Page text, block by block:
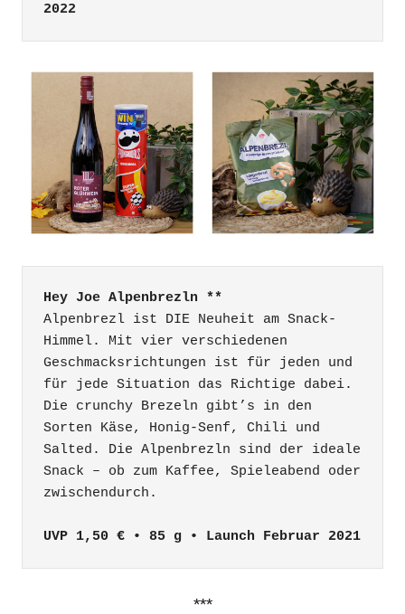
2022
Hey Joe Alpenbrezln **
Alpenbrezl ist DIE Neuheit am Snack-
Himmel. Mit vier verschiedenen
Geschmacksrichtungen ist für jeden und
für jede Situation das Richtige dabei.
Die crunchy Brezeln gibt’s in den
Sorten Käse, Honig-Senf, Chili und
Salted. Die Alpenbrezln sind der ideale
Snack – ob zum Kaffee, Spieleabend oder
zwischendurch.
UVP 1,50 € • 85 g • Launch Februar 2021
***